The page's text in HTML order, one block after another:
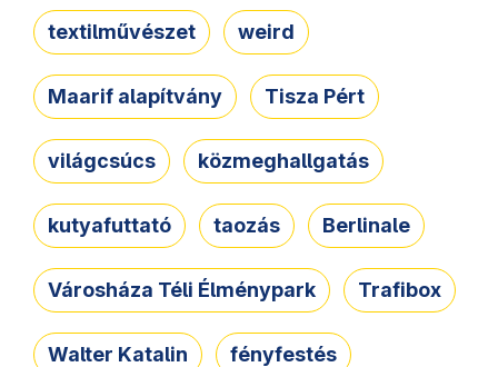
textilművészet weird
Maarif alapítvány Tisza Pért
világcsúcs közmeghallgatás
kutyafuttató taozás Berlinale
Városháza Téli Élménypark Trafibox
Walter Katalin fényfestés